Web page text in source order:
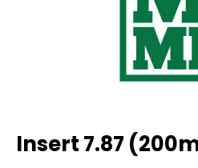
Insert 7.87